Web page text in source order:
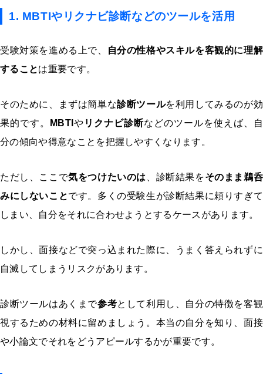
1. MBTIやリクナビ診断などのツールを活用
受験対策を進める上で、
自分の性格やスキルを客観的に理解
することは重要です。
そのために、まずは簡単な診断ツールを利用してみるのが効
果的です。
MBTI や リクナビ診断などのツールを使えば、自
分の傾向や得意なことを把握しやすくなります。
ただし、ここで気をつけたいのは 、診断結果をそのまま鵜呑
みにしないことです。多くの受験生が診断結果に頼りすぎて
しまい、自分をそれに合わせようとするケースがあります。
しかし、面接などで突っ込まれた際に、うまく答えられずに
自滅してしまうリスクがあります。
診断ツールはあくまで参考として利用し、自分の特徴を客観
視するための材料に留めましょう。本当の自分を知り、面接
や小論文でそれをどうアピールするかが重要です。